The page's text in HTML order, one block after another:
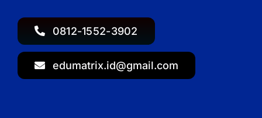
0812-1552-3902
edumatrix.id@gmail.com